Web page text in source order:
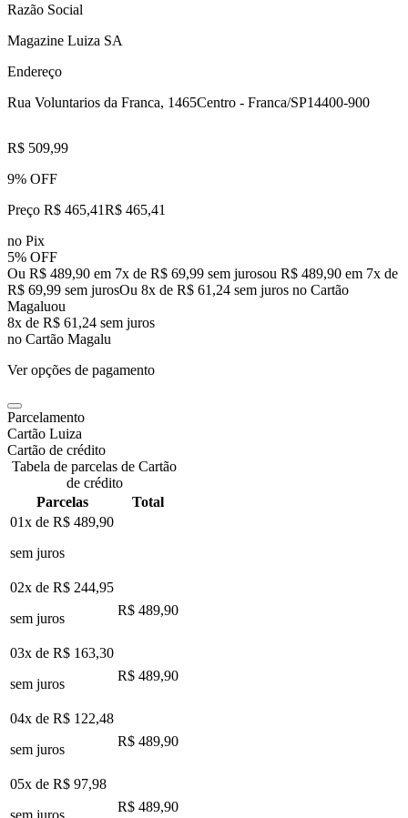
Razão Social
Magazine Luiza SA
Endereço
Rua Voluntarios da Franca, 1465Centro - Franca/SP14400-900
R$ 509,99
9% OFF
Preço R$ 465,41R$ 465,41
no Pix
5% OFF
Ou R$ 489,90 em 7x de R$ 69,99 sem jurosou R$ 489,90 em 7x de
R$ 69,99 sem jurosOu 8x de R$ 61,24 sem juros no Cartão
Magaluou
8x de R$ 61,24 sem juros
no Cartão Magalu
Ver opções de pagamento
Parcelamento
Cartão Luiza
Cartão de crédito
Tabela de parcelas de Cartão
de crédito
Parcelas
Total
01x de R$ 489,90
sem juros
02x de R$ 244,95
sem juros
R$ 489,90
03x de R$ 163,30
sem juros
R$ 489,90
04x de R$ 122,48
sem juros
R$ 489,90
05x de R$ 97,98
sem juros
R$ 489,90